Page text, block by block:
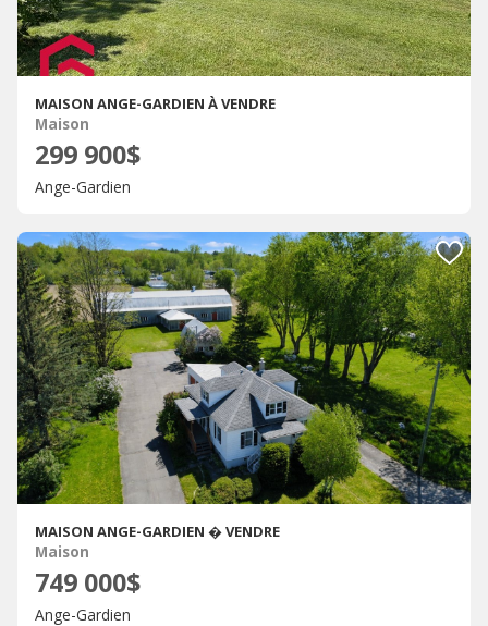
MAISON ANGE-GARDIEN À VENDRE
Maison
299 900$
Ange-Gardien
MAISON ANGE-GARDIEN � VENDRE
Maison
749 000$
Ange-Gardien